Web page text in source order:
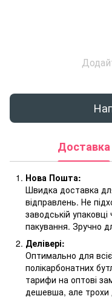
Доставка
Нова Пошта:
Швидка доставка
відправлень. Не
заводській
пакування. Зручно
Делівері:
Оптимально для
полікарбонатних
тарифи на оптові
дешевша, але